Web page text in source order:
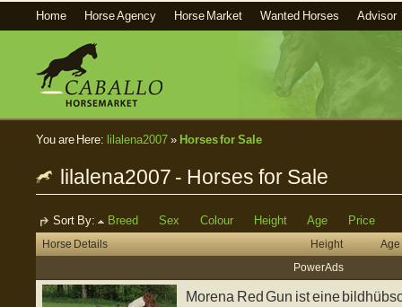
Home Horse Agency Horse Market Wanted Horses Advisor
You are Here: lilalena2007 » Horses for Sale
lilalena2007 - Horses for Sale
Sort By: Breed Sex Colour Height Age Price
Horse Details Height
Age
Power Ads
Morena Red Gun ist eine